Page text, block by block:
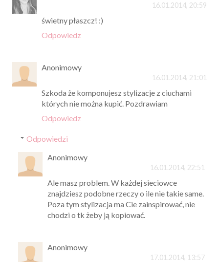
16.01.2014, 20:59
świetny płaszcz! :)
Odpowiedz
Anonimowy
16.01.2014, 21:01
Szkoda że komponujesz stylizacje z ciuchami
których nie można kupić. Pozdrawiam
Odpowiedz
Odpowiedzi
Anonimowy
16.01.2014, 22:51
Ale masz problem. W każdej sieciowce
znajdziesz podobne rzeczy o ile nie takie same.
Poza tym stylizacja ma Cie zainspirować, nie
chodzi o tk żeby ją kopiować.
Anonimowy
17.01.2014, 13:57